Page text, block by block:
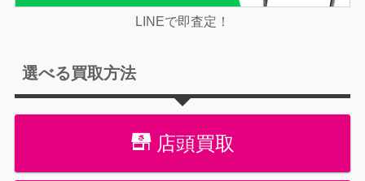
LINEで即査定！
選べる買取方法
店頭買取